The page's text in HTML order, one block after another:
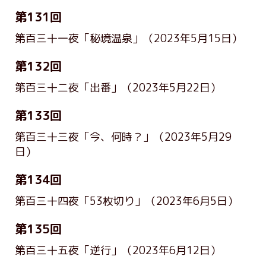
第131回
第百三十一夜「秘境温泉」 （2023年5月15日）
第132回
第百三十二夜「出番」 （2023年5月22日）
第133回
第百三十三夜「今、何時？」
（2023年5月29
日）
第134回
第百三十四夜「53枚切り」 （2023年6月5日）
第135回
第百三十五夜「逆行」 （2023年6月12日）